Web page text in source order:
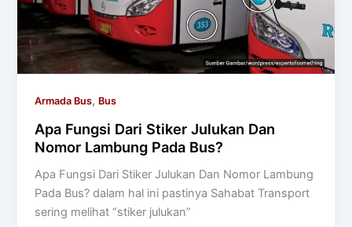
Armada Bus, Bus
Apa Fungsi Dari Stiker Julukan Dan
Nomor Lambung Pada Bus?
Apa Fungsi Dari Stiker Julukan Dan Nomor Lambung
Pada Bus? dalam hal ini pastinya Sahabat Transport
sering melihat “stiker julukan”